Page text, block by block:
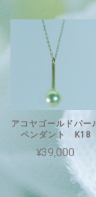
アコヤゴールドパー
ペンダント K18
¥39,000